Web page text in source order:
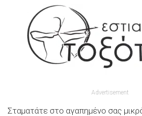
Advertisement
Σταματάτε στο αγαπημένο σας